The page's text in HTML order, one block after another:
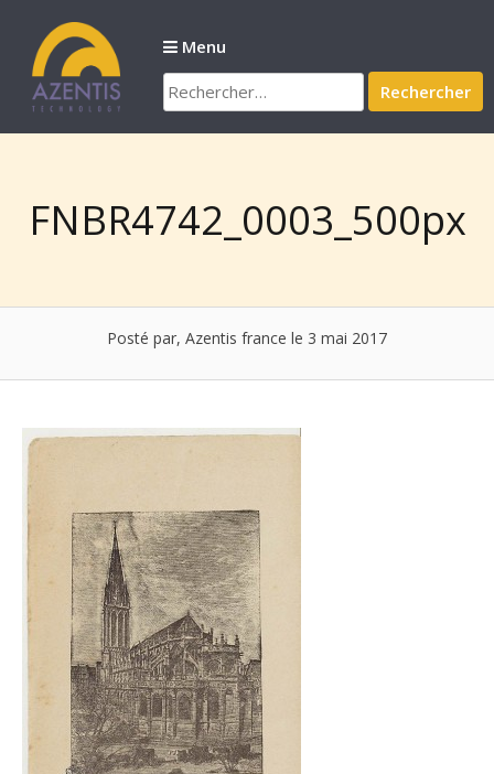
contenu
Menu
Rechercher :
FNBR4742_0003_500px
Posté par, Azentis france le 3 mai 2017